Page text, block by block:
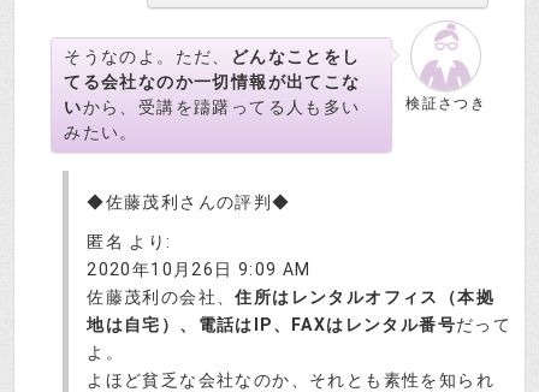
検証さつき
そうなのよ。ただ、
どんなことをし
てる会社なのか一切情報が出てこな
いから、受講を躊躇ってる人も多い
みたい。
◆佐藤茂利さんの評判◆
匿名 より:
2020年10月26日 9:09 AM
佐藤茂利の会社、住所はレンタルオフィス（本拠
地は自宅）、電話はIP、FAXはレンタル番号だって
よ。
よほど貧乏な会社なのか、それとも素性を知られ